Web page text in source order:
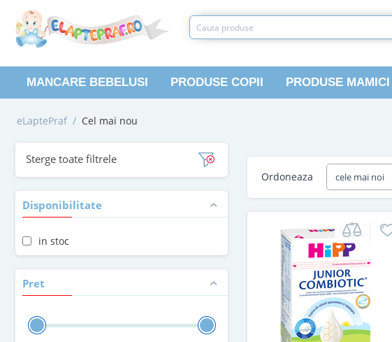
MANCARE BEBELUSI PRODUSE COPII PRODUSE MAMICI
eLaptePraf / Cel mai nou
Sterge toate filtrele
Disponibilitate
in stoc
Pret
Ordoneaza cele mai noi